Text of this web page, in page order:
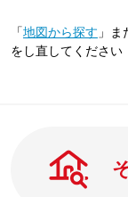
「地図から探す 」 ま
をし直してください